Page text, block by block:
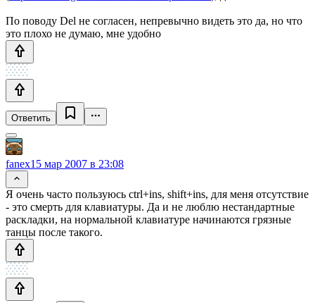
По поводу Del не согласен, непревычно видеть это да, но что
это плохо не думаю, мне удобно
Ответить
fanex15 мар 2007 в 23:08
Я очень часто пользуюсь ctrl+ins, shift+ins, для меня отсутствие
- это смерть для клавиатуры. Да и не люблю нестандартные
раскладки, на нормальной клавиатуре начинаются грязные
танцы после такого.